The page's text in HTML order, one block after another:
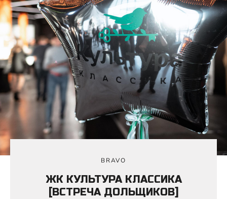
BRAVO
ЖК КУЛЬТУРА КЛАССИКА
[ВСТРЕЧА ДОЛЬЩИКОВ]